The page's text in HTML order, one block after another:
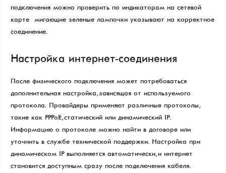
подключения можно проверить по индикаторам на сетевой
карте – мигающие зеленые лампочки указывают на корректное
соединение.
Настройка интернет-соединения
После физического подключения может потребоваться
дополнительная настройка, зависящая от используемого
протокола. Провайдеры применяют различные протоколы,
такие как PPPoE, статический или динамический IP.
Информацию о протоколе можно найти в договоре или
уточнить в службе технической поддержки. Настройка при
динамическом IP выполняется автоматически, и интернет
становится доступным сразу после подключения кабеля.